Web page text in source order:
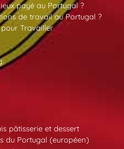
payé au Portugal ?
de travail au Portugal ?
pour Travailler
pâtisserie et dessert
du Portugal (européen)